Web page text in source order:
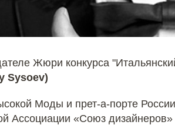
Жюри конкурса
Sysoev)
Моды и прет-а-порте
Ассоциации «Союз дизайнеров»